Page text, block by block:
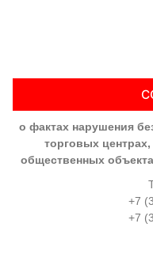
о фактах нарушения
торговых
общественных
+7
+7